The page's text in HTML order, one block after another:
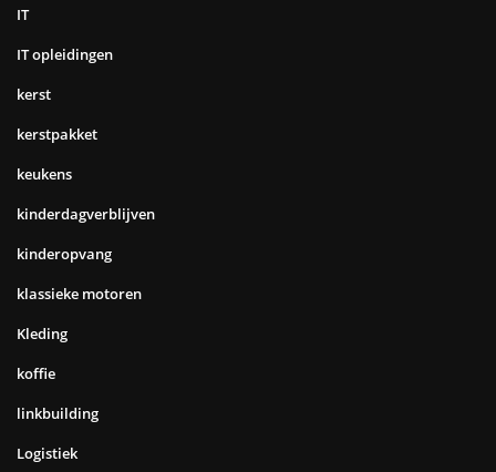
IT
IT opleidingen
kerst
kerstpakket
keukens
kinderdagverblijven
kinderopvang
klassieke motoren
Kleding
koffie
linkbuilding
Logistiek